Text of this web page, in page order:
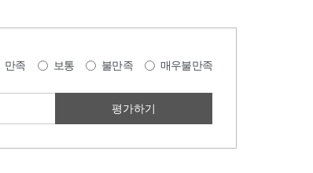
만족 보통 불만족 매우불만족